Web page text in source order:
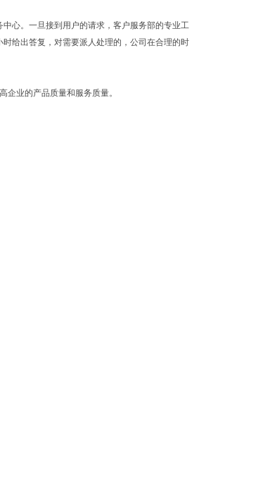
心。一旦接到用户的请求，客户服务部的专业工
给出答复，对需要派人处理的，公司在合理的时
企业的产品质量和服务质量。